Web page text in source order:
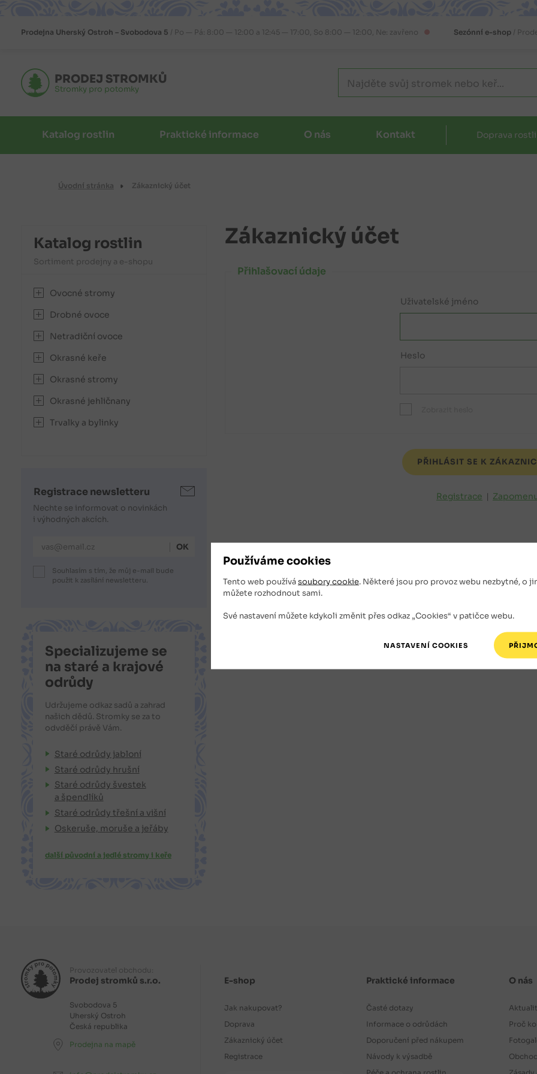
Používáme cookies
Tento web používásoubory cookie. Některé jsou pro provoz webu nezbytné, o
můžete rozhodnout sami.
Své nastavení můžete kdykoli změnit přes odkaz „Cookies“ v patičce webu.
Prodejna Uherský Ostroh – Svobodova 5 Po — Pá: 8:00 — 12:00 a 12:45 — 17:00, So 8:00 — 12:00, Ne: zavřeno Sezónní e-shop/
PRODEJ STROMKŮ
Stromky pro potomky
Katalog rostlin Praktické informace O nás Kontakt Doprava
Úvodní stránka Zákaznický účet
Zákaznický účet
Přihlašovací údaje
Uživatelské jméno
Heslo
Registrace |
Katalog rostlin
Sortiment prodejny a e-shopu
Ovocné stromy
Drobné ovoce
Netradiční ovoce
Okrasné keře
Okrasné stromy
Okrasné jehličnany
Trvalky a bylinky
Registrace newsletteru
Nechte se informovat o novinkách
i výhodných akcích.
E-mailová adresa
Souhlasím s tím, že můj e-mail bude
použit k zasílání newsletteru.
Specializujeme se
na staré a krajové
odrůdy
Udržujeme odkaz sadů a zahrad
našich dědů. Stromky se za to
odvděčí právě Vám.
Staré odrůdy jabloní
Staré odrůdy hrušní
Staré odrůdy švestek
a špendlíků
Staré odrůdy třešní a višní
Oskeruše, moruše a jeřáby
další původní a jedlé stromy i keře
Provozovatel obchodu:
Prodej stromků s.r.o.
Svobodova 5
Uherský Ostroh
Česká republika
Prodejna na mapě
E-shop
Jak nakupovat?
Doprava
Zákaznický účet
Registrace
Praktické informace
Časté dotazy
Informace o odrůdách
Doporučení před nákupem
Návody k výsadbě
O nás
Proč